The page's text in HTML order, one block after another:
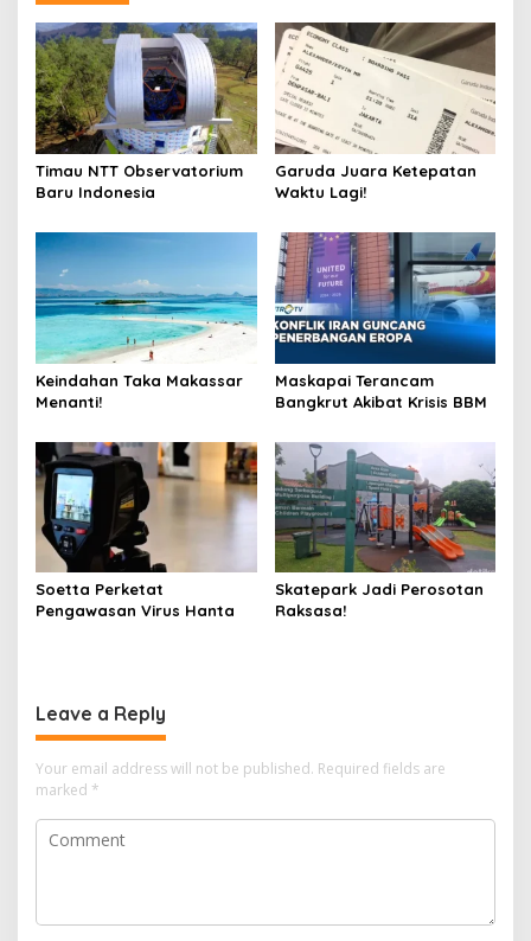
Timau NTT Observatorium
Baru Indonesia
Garuda Juara Ketepatan
Waktu Lagi!
Keindahan Taka Makassar
Menanti!
Maskapai Terancam
Bangkrut Akibat Krisis BBM
Soetta Perketat
Pengawasan Virus Hanta
Skatepark Jadi Perosotan
Raksasa!
Leave a Reply
Your email address will not be published. Required fields are
marked *